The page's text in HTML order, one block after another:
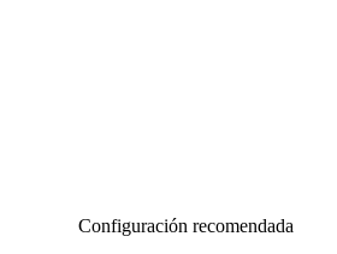
Configuración recomendada